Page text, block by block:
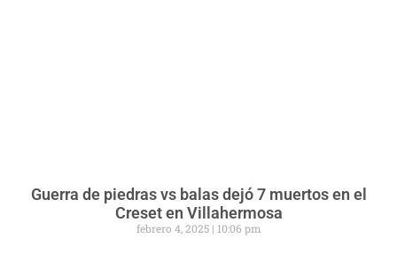
Guerra de piedras vs balas dejó 7 muertos en el
Creset en Villahermosa
febrero 4, 2025 10:06 pm